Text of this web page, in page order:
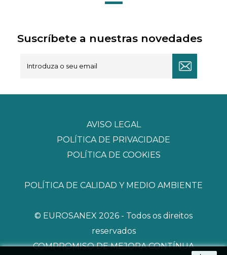
Suscríbete a nuestras novedades
AVISO LEGAL
POLÍTICA DE PRIVACIDADE
POLÍTICA DE COOKIES
POLÍTICA DE CALIDAD Y MEDIO AMBIENTE
© EUROSANEX 2026 - Todos os direitos
reservados
COMPROMISO DE MEJORA CONTÍNUA